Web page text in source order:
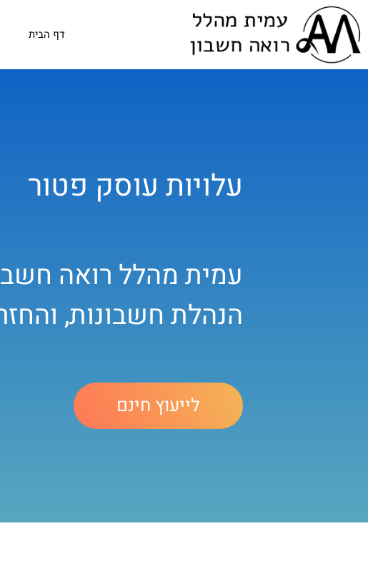
דף הבית
עלויות עוסק פטור
עמית מהלל רואה
הנהלת חשבונות,
לייעוץ חינם